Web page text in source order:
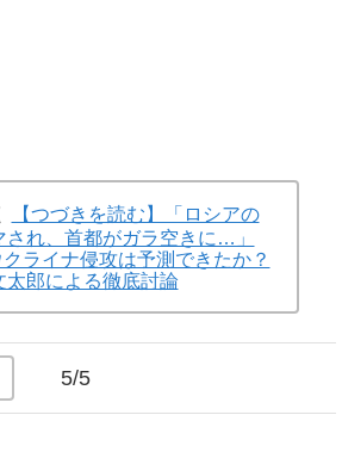
【つづきを読む】「ロシアの
され、首都がガラ空きに…」
ライナ侵攻は予測できたか？
太郎による徹底討論
5/5